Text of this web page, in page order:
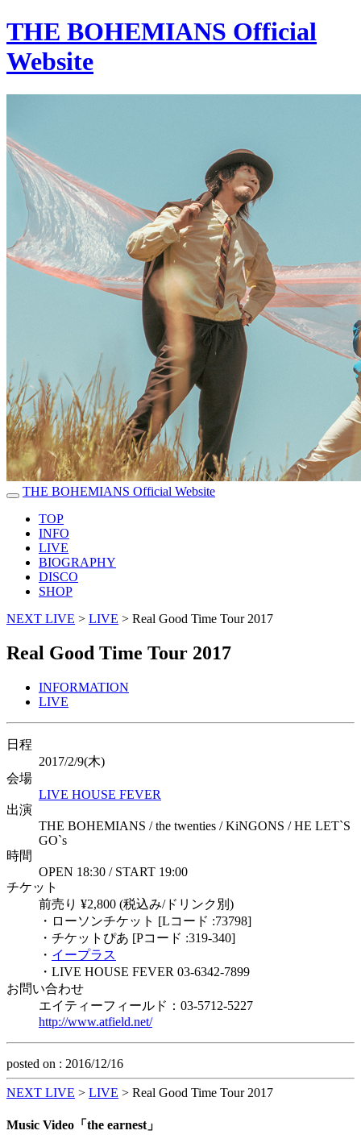
THE BOHEMIANS Official
Website
THE BOHEMIANS Official Website
TOP
INFO
LIVE
BIOGRAPHY
DISCO
SHOP
NEXT LIVE > LIVE > Real Good Time Tour 2017
Real Good Time Tour 2017
INFORMATION
LIVE
日程
2017/2/9(木)
会場
LIVE HOUSE FEVER
出演
THE BOHEMIANS / the twenties / KiNGONS / HE LET`S
GO`s
時間
OPEN 18:30 / START 19:00
チケット
前売り ¥2,800 (税込み/ドリンク別)
・ローソンチケット [Lコード :73798]
・チケットぴあ [Pコード :319-340]
・ イープラス
・LIVE HOUSE FEVER 03-6342-7899
お問い合わせ
エイティーフィールド：03-5712-5227
http://www.atfield.net/
posted on : 2016/12/16
NEXT LIVE > LIVE > Real Good Time Tour 2017
Music Video「the earnest」